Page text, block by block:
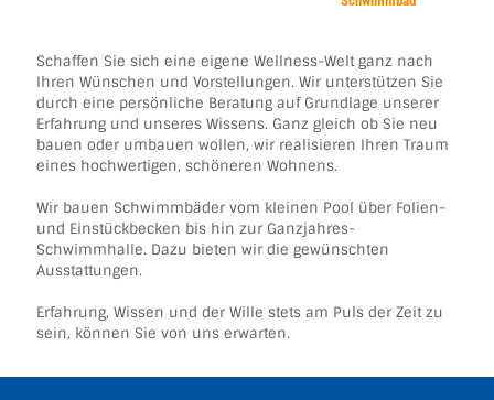
Schaffen Sie sich eine eigene Wellness-Welt ganz nach
Ihren Wünschen und Vorstellungen. Wir unterstützen Sie
durch eine persönliche Beratung auf Grundlage unserer
Erfahrung und unseres Wissens. Ganz gleich ob Sie neu
bauen oder umbauen wollen, wir realisieren Ihren Traum
eines hochwertigen, schöneren Wohnens.
Wir bauen Schwimmbäder vom kleinen Pool über Folien-
und Einstückbecken bis hin zur Ganzjahres-
Schwimmhalle. Dazu bieten wir die gewünschten
Ausstattungen.
Erfahrung, Wissen und der Wille stets am Puls der Zeit zu
sein, können Sie von uns erwarten.